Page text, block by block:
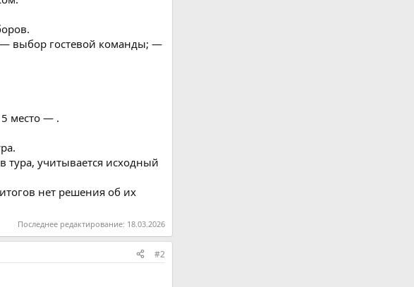
— выбор гостевой команды; —
место — .
тура, учитывается исходный
нет решения об их
Последнее редактирование: 18.03.2026
#2